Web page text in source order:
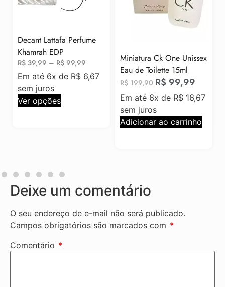
Perfume
99,99
R$6,67
Miniatura Ck One Unissex
Eau de Toilette 15ml
R$199,90 R$ 99,99
Em até 6x de R$16,67
sem juros
Adicionar ao carrinho
Eau de Parfum
R$64,99 – R$
Em até 6x de
sem juros
Ver opções
Deixe um comentário
O seu endereço de e-mail não será publicado.
Campos obrigatórios são marcados com *
Comentário *